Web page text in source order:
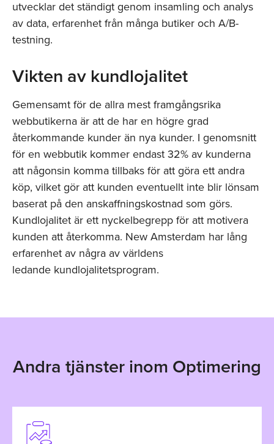
utvecklar det ständigt genom insamling och analys
av data, erfarenhet från många butiker och A/B-
testning.
Vikten av kundlojalitet
Gemensamt för de allra mest framgångsrika
webbutikerna är att de har en högre grad
återkommande kunder än nya kunder. I genomsnitt
för en webbutik kommer endast 32% av kunderna
att någonsin komma tillbaks för att göra ett andra
köp, vilket gör att kunden eventuellt inte blir lönsam
baserat på den anskaffningskostnad som görs.
Kundlojalitet är ett nyckelbegrepp för att motivera
kunden att återkomma. New Amsterdam har lång
erfarenhet av några av världens
ledande kundlojalitetsprogram.
Andra tjänster inom Optimering